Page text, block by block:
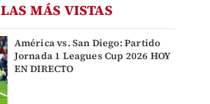
LAS MÁS VISTAS
América vs. San Diego: Partido
Jornada 1 Leagues Cup 2026 HOY
EN DIRECTO